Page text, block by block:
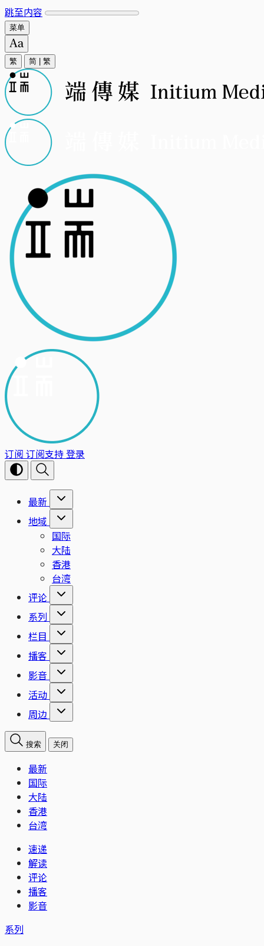
跳至内容
菜单
繁 简 繁
订阅 订阅支持登录
最新
地域
国际
大陆
香港
台湾
评论
系列
栏目
播客
影音
活动
周边
搜索 关闭
最新
国际
大陆
香港
台湾
速递
解读
评论
播客
影音
系列